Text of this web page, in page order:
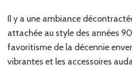
Il y a une ambiance
attachée au style des années
favoritisme de la décennie
vibrantes et les accessoires